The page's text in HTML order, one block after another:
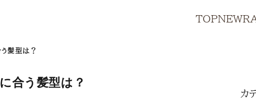
TOPNEW
髪型は？
合う髪型は？
カ